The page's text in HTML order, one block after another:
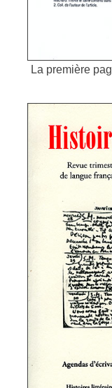
La première